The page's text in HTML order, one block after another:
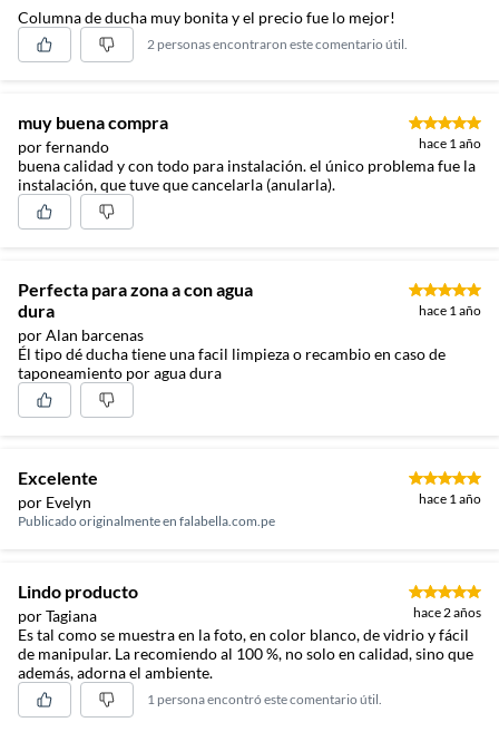
Columna de ducha muy bonita y el precio fue lo mejor!
2 personas encontraron este comentario útil.
muy buena compra
por fernando hace 1 año
buena calidad y con todo para instalación. el único problema fue la
instalación, que tuve que cancelarla (anularla).
Perfecta para zona a con agua
dura
por Alan barcenas
hace 1 año
Él tipo dé ducha tiene una facil limpieza o recambio en caso de
taponeamiento por agua dura
Excelente
por Evelyn
hace 1 año
Publicado originalmente en falabella.com.pe
Lindo producto
por Tagiana hace 2 años
Es tal como se muestra en la foto, en color blanco, de vidrio y fácil
de manipular. La recomiendo al 100 %, no solo en calidad, sino que
además, adorna el ambiente.
1 persona encontró este comentario útil.